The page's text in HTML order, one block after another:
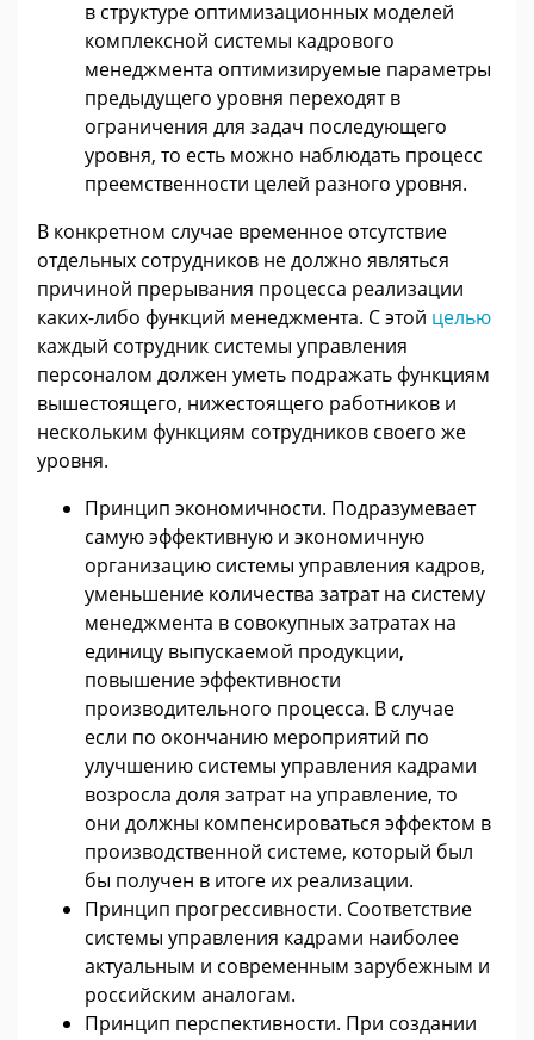
в структуре оптимизационных моделей
комплексной системы кадрового
менеджмента оптимизируемые параметры
предыдущего уровня переходят в
ограничения для задач последующего
уровня, то есть можно наблюдать процесс
преемственности целей разного уровня.
В конкретном случае временное отсутствие
отдельных сотрудников не должно являться
причиной прерывания процесса реализации
каких-либо функций менеджмента. С этой целью
каждый сотрудник системы управления
персоналом должен уметь подражать функциям
вышестоящего, нижестоящего работников и
нескольким функциям сотрудников своего же
уровня.
Принцип экономичности. Подразумевает
самую эффективную и экономичную
организацию системы управления кадров,
уменьшение количества затрат на систему
менеджмента в совокупных затратах на
единицу выпускаемой продукции,
повышение эффективности
производительного процесса. В случае
если по окончанию мероприятий по
улучшению системы управления кадрами
возросла доля затрат на управление, то
они должны компенсироваться эффектом в
производственной системе, который был
бы получен в итоге их реализации.
Принцип прогрессивности. Соответствие
системы управления кадрами наиболее
актуальным и современным зарубежным и
российским аналогам.
Принцип перспективности. При создании